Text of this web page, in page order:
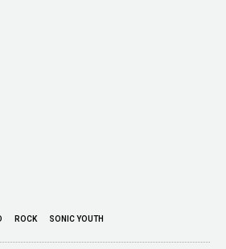
ROCK SONIC YOUTH